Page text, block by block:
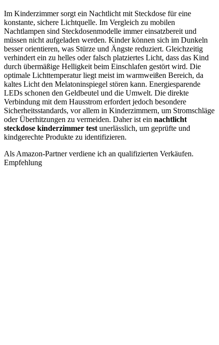
Im Kinderzimmer sorgt ein Nachtlicht mit Steckdose für eine
konstante, sichere Lichtquelle. Im Vergleich zu mobilen
Nachtlampen sind Steckdosenmodelle immer einsatzbereit und
müssen nicht aufgeladen werden. Kinder können sich im Dunkeln
besser orientieren, was Stürze und Ängste reduziert. Gleichzeitig
verhindert ein zu helles oder falsch platziertes Licht, dass das Kind
durch übermäßige Helligkeit beim Einschlafen gestört wird. Die
optimale Lichttemperatur liegt meist im warmweißen Bereich, da
kaltes Licht den Melatoninspiegel stören kann. Energiesparende
LEDs schonen den Geldbeutel und die Umwelt. Die direkte
Verbindung mit dem Hausstrom erfordert jedoch besondere
Sicherheitsstandards, vor allem in Kinderzimmern, um Stromschläge
oder Überhitzungen zu vermeiden. Daher ist ein nachtlicht
steckdose kinderzimmer test unerlässlich, um geprüfte und
kindgerechte Produkte zu identifizieren.
Als Amazon-Partner verdiene ich an qualifizierten Verkäufen.
Empfehlung